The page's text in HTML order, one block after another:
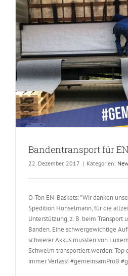
Bandentransport für
22. Dezember, 2017 | Kategorien:
O-Ton EN-Baskets: "Wir danken
Spedition Honselmann, für die
Unterstützung, z. B. beim Transport
Banden. Eine schwergewichtige
schwerer Akkus mussten von
Schwelm transportiert werden. Top
immer Verlass! #gemeinsamProB